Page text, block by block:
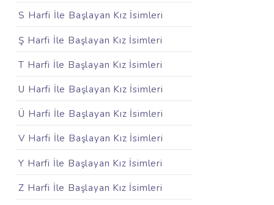
S Harfi İle Başlayan Kız İsimleri
Ş Harfi İle Başlayan Kız İsimleri
T Harfi İle Başlayan Kız İsimleri
U Harfi İle Başlayan Kız İsimleri
Ü Harfi İle Başlayan Kız İsimleri
V Harfi İle Başlayan Kız İsimleri
Y Harfi İle Başlayan Kız İsimleri
Z Harfi İle Başlayan Kız İsimleri